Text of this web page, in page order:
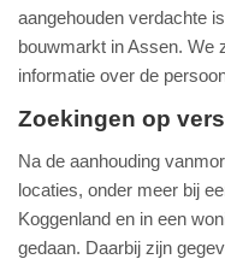
aangehouden verdachte
bouwmarkt in Assen. We
informatie over de
Zoekingen op
Na de aanhouding
locaties, onder meer bij
Koggenland en in een
gedaan. Daarbij zijn